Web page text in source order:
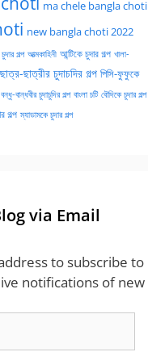
ma chele bangla choti
new bangla choti 2022
গল্প আত্মকাহিনী আন্টিকে চুদার গল্প খালা-
ছাত্র-ছাত্রীর চুদাচদির গল্প পিসি-ফুফুকে
বন্ধু-বান্ধবীর চুদাচুদির গল্প বাংলা চটি বৌদিকে চুদার গল্প
গল্প ম্যাডামকে চুদার গল্প
via Email
to subscribe to
notifications of new